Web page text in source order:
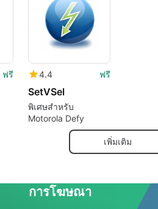
ฟรี 4.4 ฟรี
SetVSel
พิเศษสำหรับ
Motorola Defy
เพิ่มเติม
การโฆษณา